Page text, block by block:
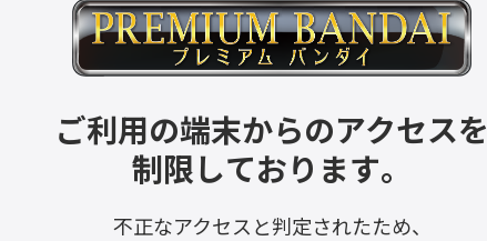
ご利用の端末からのアクセスを
制限しております。
不正なアクセスと判定されたため、